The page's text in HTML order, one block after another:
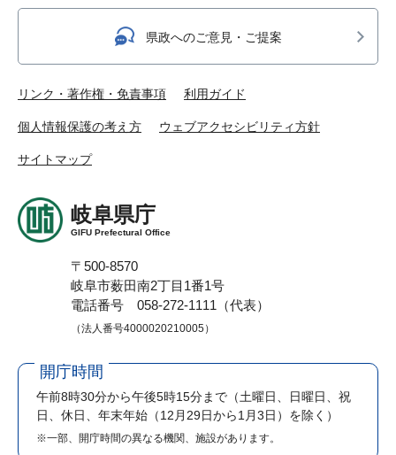
県政へのご意見・ご提案
リンク・著作権・免責事項 利用ガイド
個人情報保護の考え方 ウェブアクセシビリティ方針
サイトマップ
岐阜県庁
GIFU Prefectural Office
〒500-8570
岐阜市薮田南2丁目1番1号
電話番号 058-272-1111（代表）
（法人番号4000020210005）
開庁時間
午前8時30分から午後5時15分まで （土曜日、日曜日、祝
日、休日、年末年始（12月29日から1月3日）を除く）
※一部、開庁時間の異なる機関、施設があります。